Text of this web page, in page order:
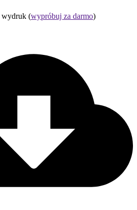
wydruk (wypróbuj za darmo)